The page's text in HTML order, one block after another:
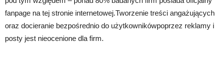
fanpage na tej stronie internetowej.Tworzenie treści angażujących
oraz docieranie bezpośrednio do użytkownikówpoprzez reklamy i
posty jest nieocenione dla firm.